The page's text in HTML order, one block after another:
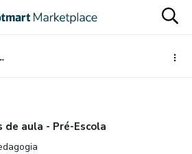
Escola
Planos de aula - Pré-Escola